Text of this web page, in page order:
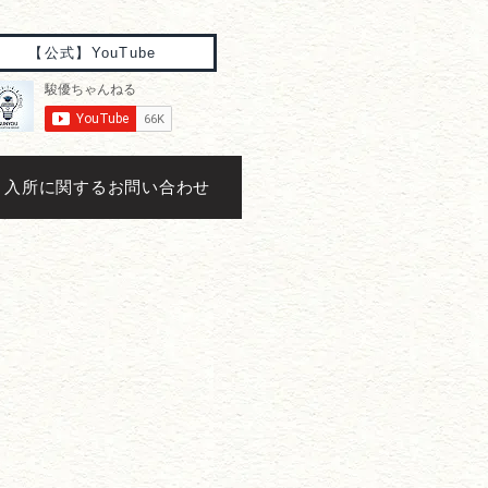
【公式】YouTube
入所に関するお問い合わせ